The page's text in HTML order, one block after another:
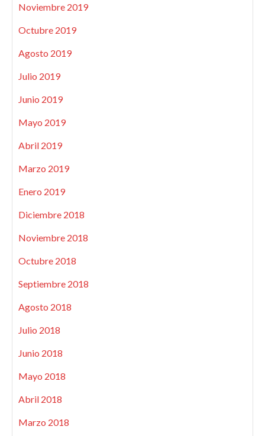
Noviembre 2019
Octubre 2019
Agosto 2019
Julio 2019
Junio 2019
Mayo 2019
Abril 2019
Marzo 2019
Enero 2019
Diciembre 2018
Noviembre 2018
Octubre 2018
Septiembre 2018
Agosto 2018
Julio 2018
Junio 2018
Mayo 2018
Abril 2018
Marzo 2018